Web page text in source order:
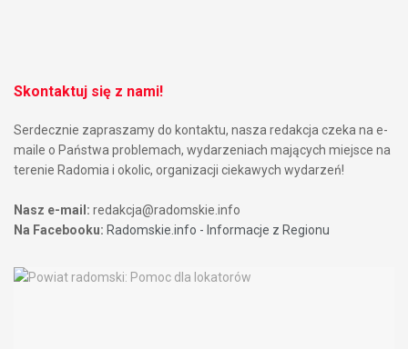
Skontaktuj się z nami!
Serdecznie zapraszamy do kontaktu, nasza redakcja czeka na e-
maile o Państwa problemach, wydarzeniach mających miejsce na
terenie Radomia i okolic, organizacji ciekawych wydarzeń!
Nasz e-mail: redakcja@radomskie.info
Na Facebooku: Radomskie.info - Informacje z Regionu